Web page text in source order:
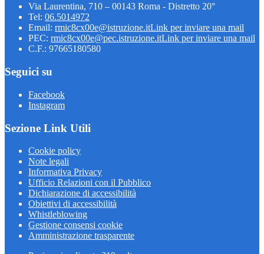
Via Laurentina, 710 – 00143 Roma - Distretto 20°
Tel: 06.5014972
Email: rmic8cx00e@istruzione.itLink per inviare una mail
PEC: rmic8cx00e@pec.istruzione.itLink per inviare una mail
C.F.: 97665180580
Seguici su
Facebook
Instagram
Sezione Link Utili
Cookie policy
Note legali
Informativa Privacy
Ufficio Relazioni con il Pubblico
Dichiarazione di accessibilità
Obiettivi di accessibilità
Whistleblowing
Gestione consensi cookie
Amministrazione trasparente